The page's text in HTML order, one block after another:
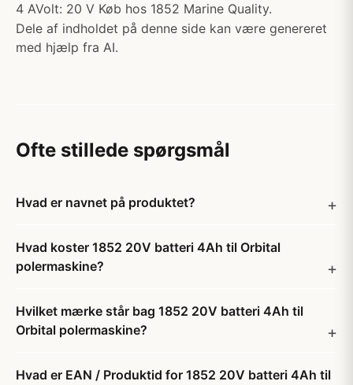
4 AVolt: 20 V Køb hos 1852 Marine Quality.
Dele af indholdet på denne side kan være genereret
med hjælp fra AI.
Ofte stillede spørgsmål
Hvad er navnet på produktet?
Hvad koster 1852 20V batteri 4Ah til Orbital
polermaskine?
Hvilket mærke står bag 1852 20V batteri 4Ah til
Orbital polermaskine?
Hvad er EAN / Produktid for 1852 20V batteri 4Ah til